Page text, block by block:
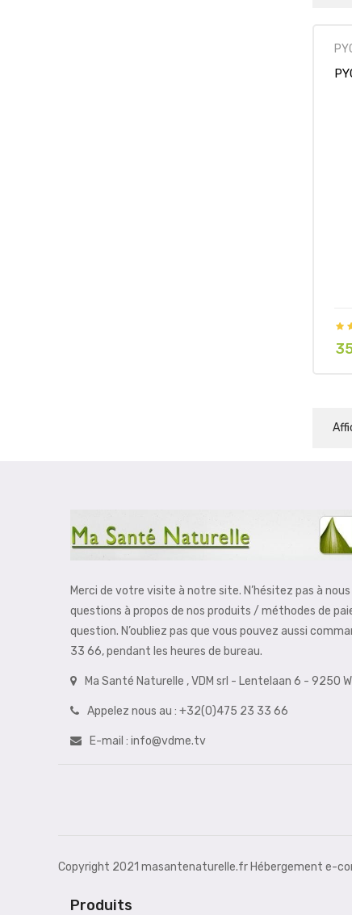
Merci de votre visite à notre site. N’hésitez pas à
questions à propos de nos produits / méthodes de
question. N’oubliez pas que vous pouvez aussi
33 66, pendant les heures de bureau.
Ma Santé Naturelle , VDM srl - Lentelaan 6 - 9250
Appelez nous au : +32(0)475 23 33 66
E-mail : info@vdme.tv
Copyright 2021 masantenaturelle.fr Hébergement e-
Produits